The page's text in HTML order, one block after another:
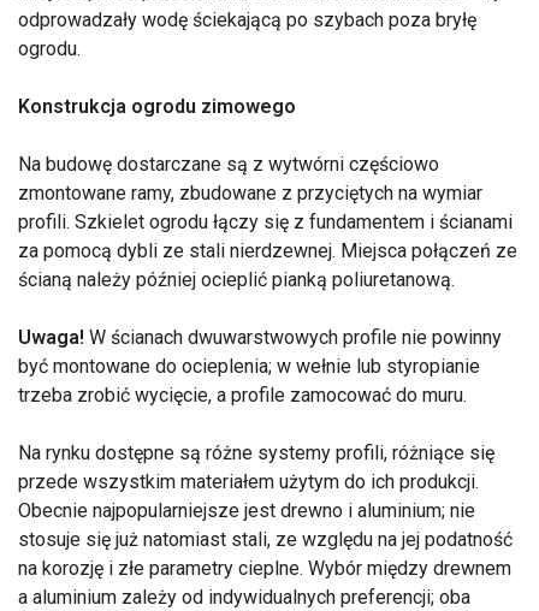
odprowadzały wodę ściekającą po szybach poza bryłę
ogrodu.
Konstrukcja ogrodu zimowego
Na budowę dostarczane są z wytwórni częściowo
zmontowane ramy, zbudowane z przyciętych na wymiar
profili. Szkielet ogrodu łączy się z fundamentem i ścianami
za pomocą dybli ze stali nierdzewnej. Miejsca połączeń ze
ścianą należy później ocieplić pianką poliuretanową.
Uwaga! W ścianach dwuwarstwowych profile nie powinny
być montowane do ocieplenia; w wełnie lub styropianie
trzeba zrobić wycięcie, a profile zamocować do muru.
Na rynku dostępne są różne systemy profili, różniące się
przede wszystkim materiałem użytym do ich produkcji.
Obecnie najpopularniejsze jest drewno i aluminium; nie
stosuje się już natomiast stali, ze względu na jej podatność
na korozję i złe parametry cieplne. Wybór między drewnem
a aluminium zależy od indywidualnych preferencji; oba